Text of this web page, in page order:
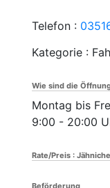
Telefon :
Kategorie :
Wie sind die
Montag bis
9:00 - 20:00
Rate/Preis :
Beförderung